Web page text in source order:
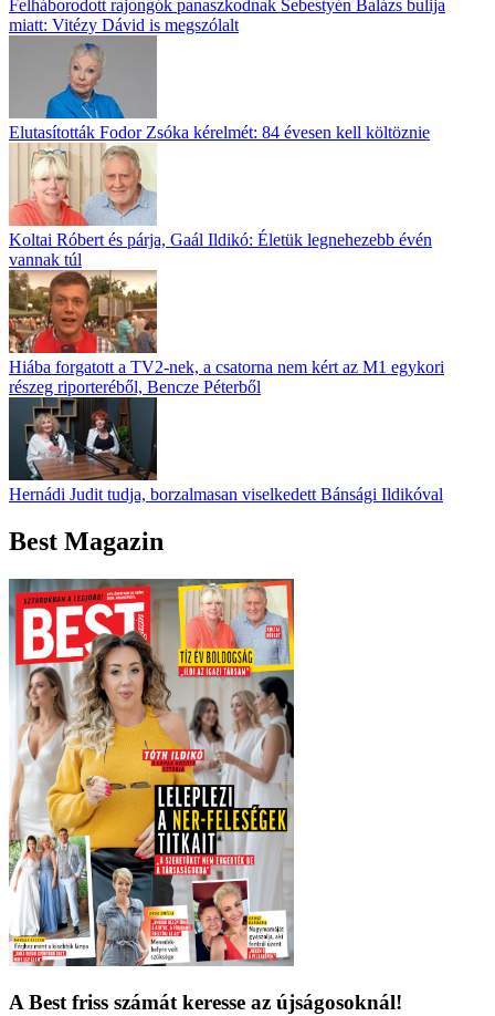
Felháborodott rajongók panaszkodnak Sebestyén Balázs bulija
miatt: Vitézy Dávid is megszólalt
Elutasították Fodor Zsóka kérelmét: 84 évesen kell költöznie
Koltai Róbert és párja, Gaál Ildikó: Életük legnehezebb évén
vannak túl
Hiába forgatott a TV2-nek, a csatorna nem kért az M1 egykori
részeg riporteréből, Bencze Péterből
Hernádi Judit tudja, borzalmasan viselkedett Bánsági Ildikóval
Best Magazin
A Best friss számát keresse az újságosoknál!